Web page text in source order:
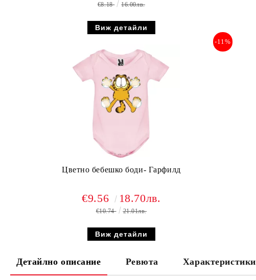
€8.18 16.00лв.
Виж детайли
Цветно бебешко боди- Гарфилд
-11%
€9.56 18.70лв.
€10.74 21.01лв.
Виж детайли
Детайлно описание Ревюта Характеристики